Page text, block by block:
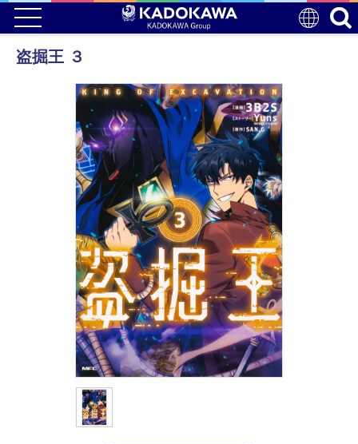
盗掘王 ３